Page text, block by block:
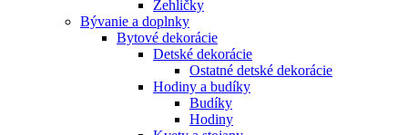
Žehličky
Bývanie a doplnky
Bytové dekorácie
Detské dekorácie
Ostatné detské dekorácie
Hodiny a budíky
Budíky
Hodiny